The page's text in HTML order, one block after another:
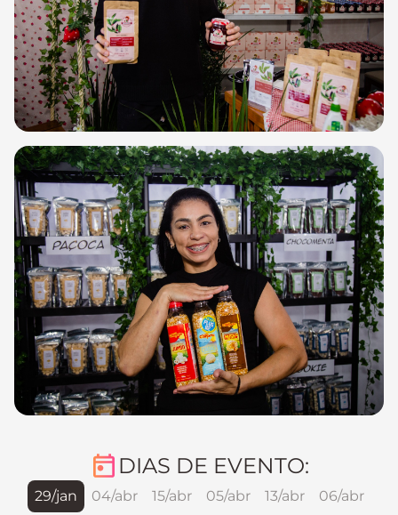
DIAS DE EVENTO:
29/jan 04/abr 15/abr 05/abr 13/abr
06/abr